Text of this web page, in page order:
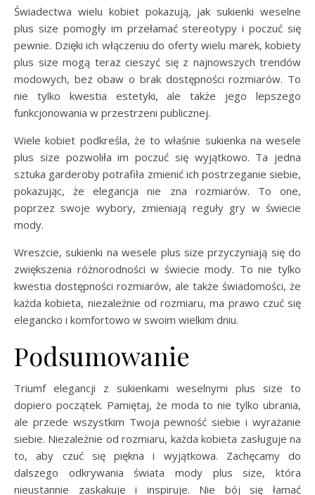
Świadectwa wielu kobiet pokazują, jak sukienki weselne
plus size pomogły im przełamać stereotypy i poczuć się
pewnie. Dzięki ich włączeniu do oferty wielu marek, kobiety
plus size mogą teraz cieszyć się z najnowszych trendów
modowych, bez obaw o brak dostępności rozmiarów. To
nie tylko kwestia estetyki, ale także jego lepszego
funkcjonowania w przestrzeni publicznej.
Wiele kobiet podkreśla, że to właśnie sukienka na wesele
plus size pozwoliła im poczuć się wyjątkowo. Ta jedna
sztuka garderoby potrafiła zmienić ich postrzeganie siebie,
pokazując, że elegancja nie zna rozmiarów. To one,
poprzez swoje wybory, zmieniają reguły gry w świecie
mody.
Wreszcie, sukienki na wesele plus size przyczyniają się do
zwiększenia różnorodności w świecie mody. To nie tylko
kwestia dostępności rozmiarów, ale także świadomości, że
każda kobieta, niezależnie od rozmiaru, ma prawo czuć się
elegancko i komfortowo w swoim wielkim dniu.
Podsumowanie
Triumf elegancji z sukienkami weselnymi plus size to
dopiero początek. Pamiętaj, że moda to nie tylko ubrania,
ale przede wszystkim Twoja pewność siebie i wyrażanie
siebie. Niezależnie od rozmiaru, każda kobieta zasługuje na
to, aby czuć się piękna i wyjątkowa. Zachęcamy do
dalszego odkrywania świata mody plus size, która
nieustannie zaskakuje i inspiruje. Nie bój się łamać